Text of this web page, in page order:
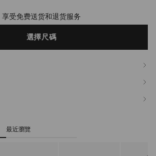
享受免费送货和退货服务
選擇尺碼
最近瀏覽